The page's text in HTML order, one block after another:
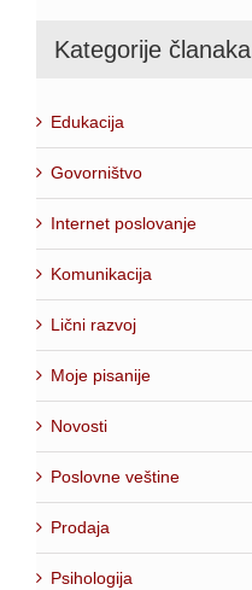
Kategorije članaka
Edukacija
Govorništvo
Internet poslovanje
Komunikacija
Lični razvoj
Moje pisanije
Novosti
Poslovne veštine
Prodaja
Psihologija